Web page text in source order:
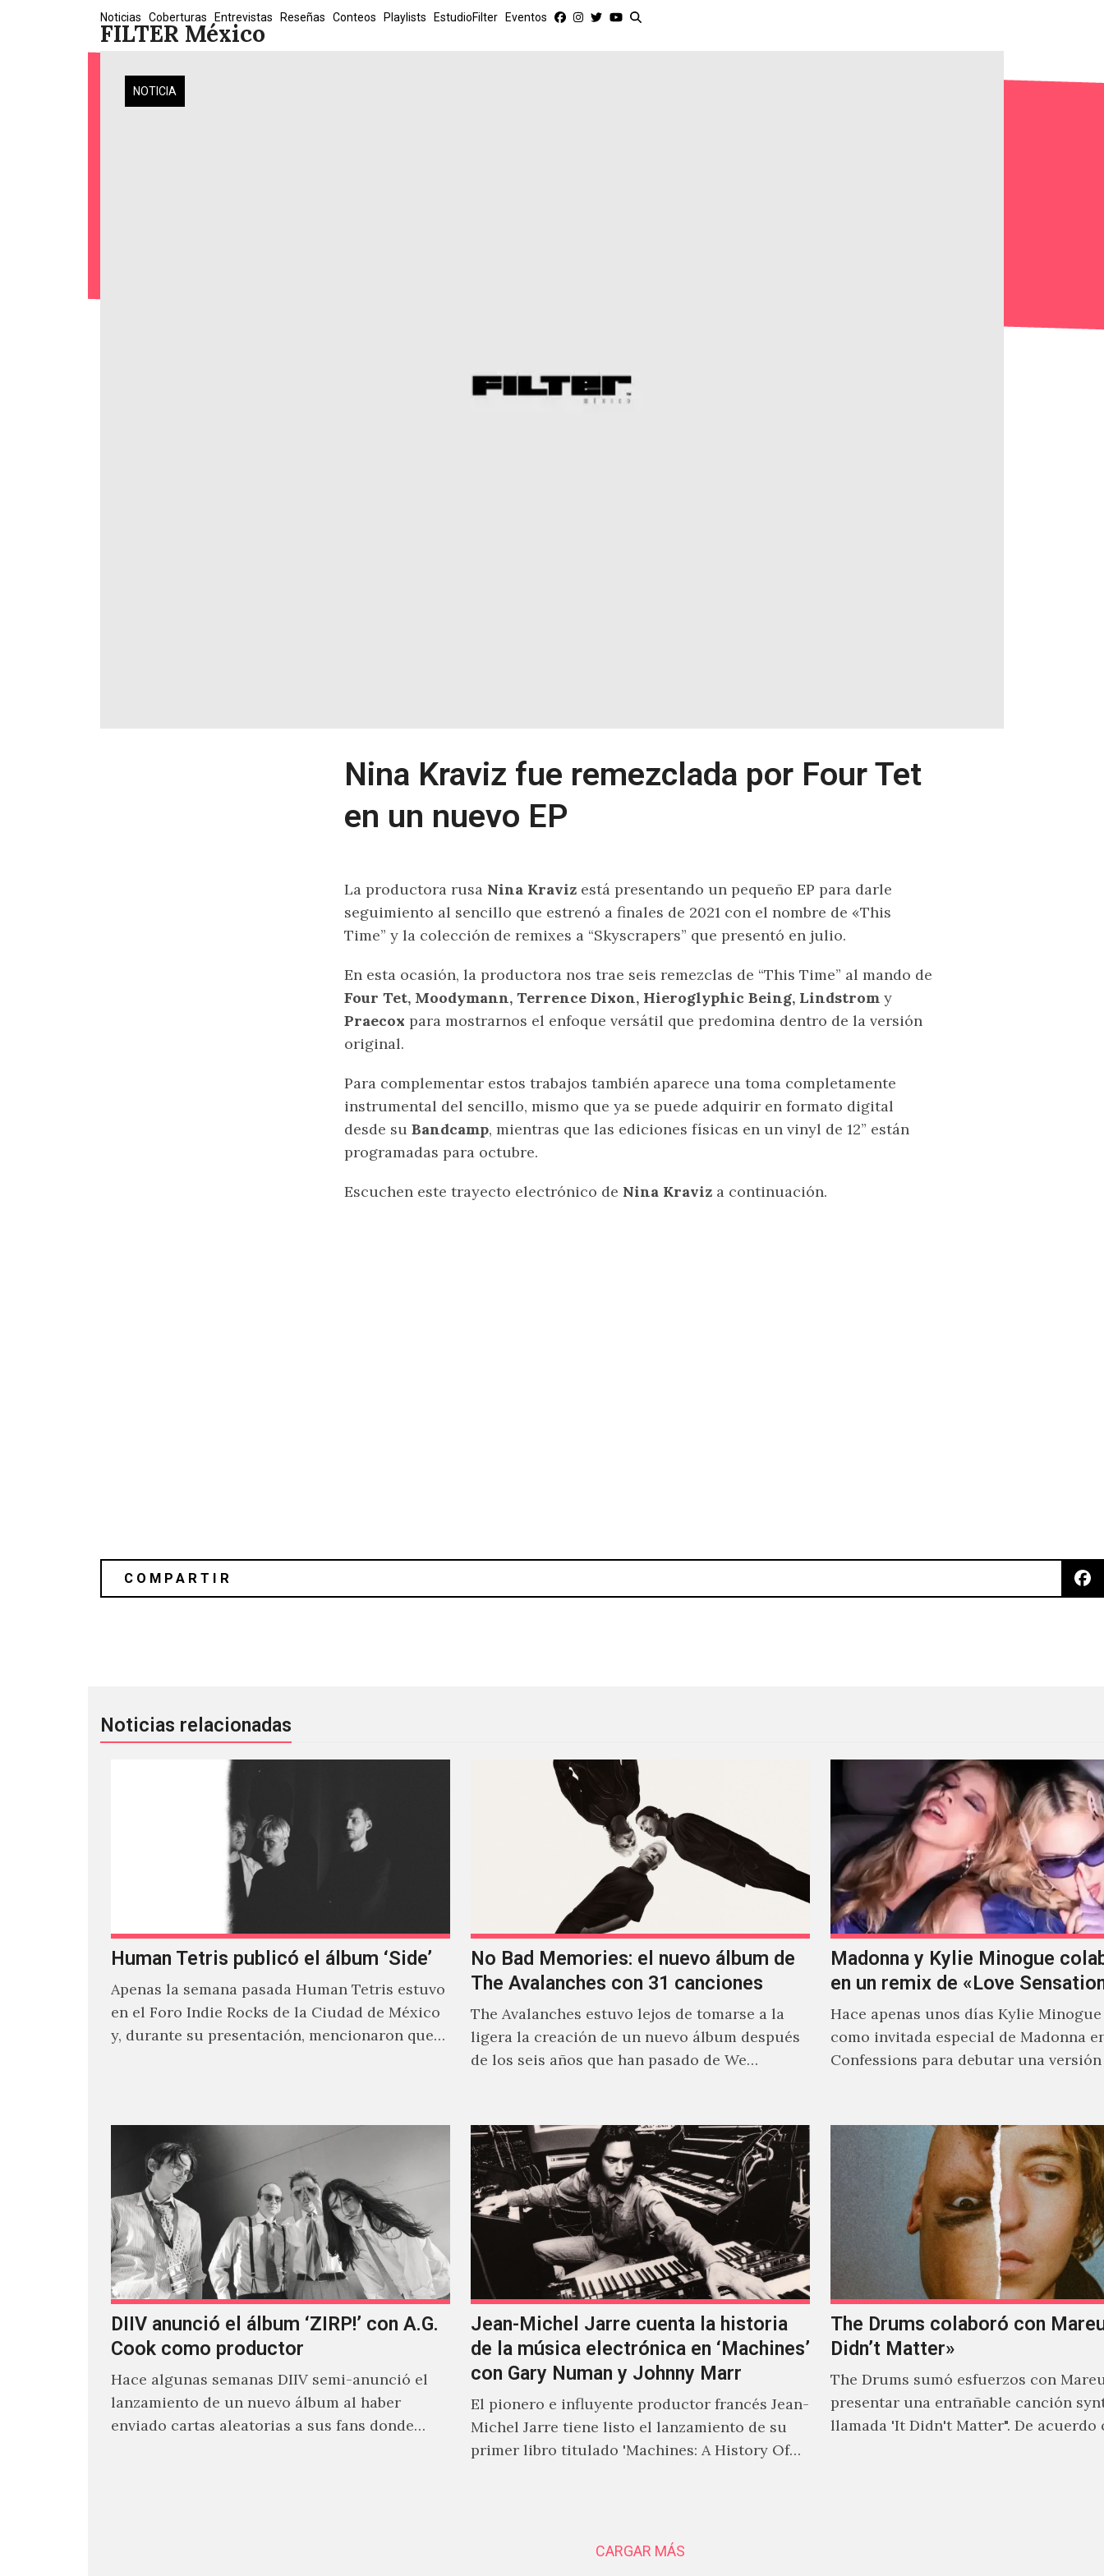
FILTER México
Noticias Coberturas Entrevistas Reseñas Conteos Playlists EstudioFilter Eventos
NOTICIA
Nina Kraviz fue remezclada por Four Tet
en un nuevo EP
La productora rusa Nina Kraviz está presentando un pequeño EP para darle
seguimiento al sencillo que estrenó a finales de 2021 con el nombre de «This
Time” y la colección de remixes a “Skyscrapers” que presentó en julio.
En esta ocasión, la productora nos trae seis remezclas de “This Time” al mando de
Four Tet, Moodymann, Terrence Dixon, Hieroglyphic Being, Lindstrom y
Praecox para mostrarnos el enfoque versátil que predomina dentro de la versión
original.
Para complementar estos trabajos también aparece una toma completamente
instrumental del sencillo, mismo que ya se puede adquirir en formato digital
desde su Bandcamp, mientras que las ediciones físicas en un vinyl de 12” están
programadas para octubre.
Escuchen este trayecto electrónico de Nina Kraviz a continuación.
Noticias relacionadas
Human Tetris publicó el álbum ‘Side’
Apenas la semana pasada Human Tetris estuvo
en el Foro Indie Rocks de la Ciudad de México
y, durante su presentación, mencionaron que
No Bad Memories: el nuevo álbum de
The Avalanches con 31 canciones
The Avalanches estuvo lejos de tomarse a la
ligera la creación de un nuevo álbum después
de los seis años que han pasado de We…
Madonna y Kylie Minogue
en un remix de «Love
Hace apenas unos días Kylie
como invitada especial de Madonna
Confessions para debutar una
DIIV anunció el álbum ‘ZIRP!’ con A.G.
Cook como productor
Hace algunas semanas DIIV semi-anunció el
lanzamiento de un nuevo álbum al haber
enviado cartas aleatorias a sus fans donde
Jean-Michel Jarre cuenta la historia
de la música electrónica en ‘Machines’
con Gary Numan y Johnny Marr
El pionero e influyente productor francés Jean-
Michel Jarre tiene listo el lanzamiento de su
primer libro titulado 'Machines: A History Of
The Drums colaboró con
Didn’t Matter»
The Drums sumó esfuerzos con
presentar una entrañable canción
llamada 'It Didn't Matter". De acuerdo
CARGAR MÁS